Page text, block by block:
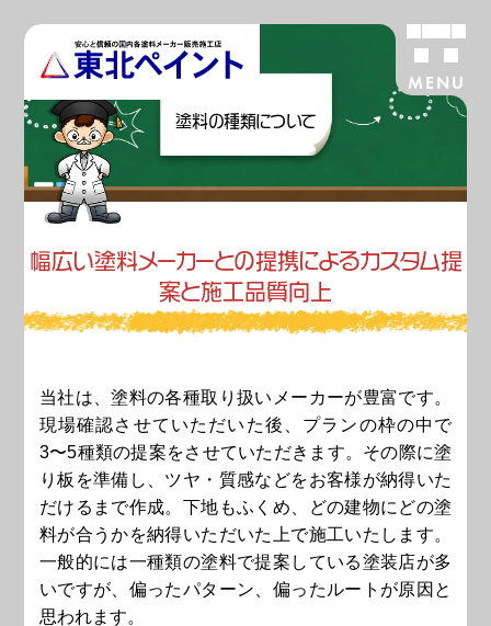
MENU
塗料の種類について
幅広い塗料メーカーとの提携によるカスタム提
案と施 品質 向 上
当社は、塗料の各種取り扱いメーカーが豊富です。
現場確認させていただいた後、プランの枠の中で
3〜5種類の提案をさせていただきます。その際に塗
り板を準備し、ツヤ・質感などをお客様が納得いた
だけるまで作成。下地もふくめ、どの建物にどの塗
料が合うかを納得いただいた上で施工いたします。
一般的には一種類の塗料で提案している塗装店が多
いですが、偏ったパターン、偏ったルートが原因と
思われます。